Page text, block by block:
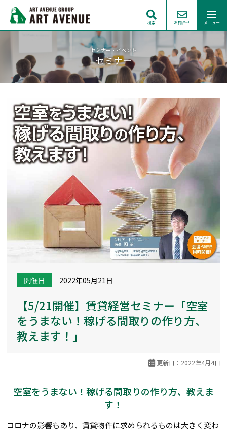
検索 お問合せ メニュー
セミナー・イベント
セミナー
開催日 2022年05月21日
【5/21開催】賃貸経営セミナー「空室
をうまない！稼げる間取りの作り方、
教えます！」
更新日：2022年4月4日
空室をうまない！稼げる間取りの作り方、教えま
す！
コロナの影響もあり、賃貸物件に求められるものは大きく変わ